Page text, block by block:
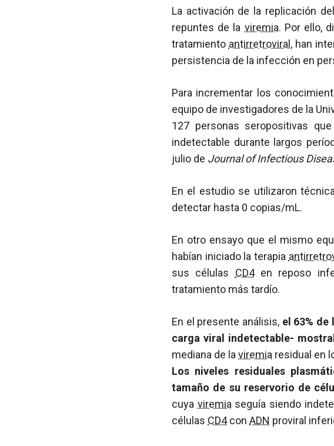
La activación de la replicación
repuntes de la viremia. Por ello,
tratamiento antirretroviral , han
persistencia de la infección en
Para incrementar los
equipo de investigadores de la
127 personas seropositivas
indetectable durante largos
julio de Journal of Infectious
En el estudio se utilizaron
detectar hasta 0 copias/mL.
En otro ensayo que el mismo
habían iniciado la terapia
sus células CD4en reposo
tratamiento más tardío.
En el presente análisis, el 63%
carga viral indetectable-
mediana de la viremia residual en
Los niveles residuales
tamaño de su reservorio de
cuya viremia seguía siendo
células CD4con ADN proviral